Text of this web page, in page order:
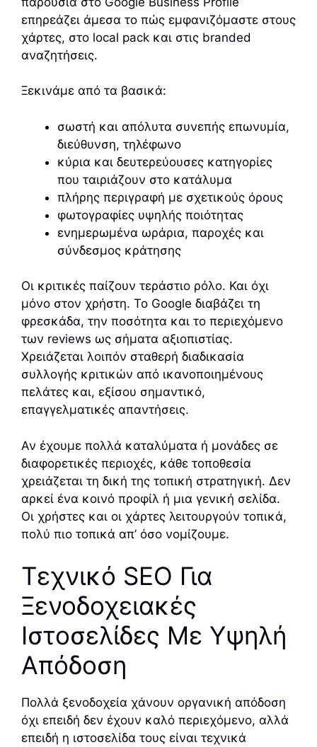
επηρεάζει άμεσα το πώς εμφανιζόμαστε στους
χάρτες, στο local pack και στις branded
αναζητήσεις.
Ξεκινάμε από τα βασικά:
σωστή και απόλυτα συνεπής επωνυμία,
διεύθυνση, τηλέφωνο
κύρια και δευτερεύουσες κατηγορίες
που ταιριάζουν στο κατάλυμα
πλήρης περιγραφή με σχετικούς όρους
φωτογραφίες υψηλής ποιότητας
ενημερωμένα ωράρια, παροχές και
σύνδεσμος κράτησης
Οι κριτικές παίζουν τεράστιο ρόλο. Και όχι
μόνο στον χρήστη. Το Google διαβάζει τη
φρεσκάδα, την ποσότητα και το περιεχόμενο
των reviews ως σήματα αξιοπιστίας.
Χρειάζεται λοιπόν σταθερή διαδικασία
συλλογής κριτικών από ικανοποιημένους
πελάτες και, εξίσου σημαντικό,
επαγγελματικές απαντήσεις.
Αν έχουμε πολλά καταλύματα ή μονάδες σε
διαφορετικές περιοχές, κάθε τοποθεσία
χρειάζεται τη δική της τοπική στρατηγική. Δεν
αρκεί ένα κοινό προφίλ ή μια γενική σελίδα.
Οι χρήστες και οι χάρτες λειτουργούν τοπικά,
πολύ πιο τοπικά απ’ όσο νομίζουμε.
Τεχνικό SEO Για
Ξενοδοχειακές
Ιστοσελίδες Με Υψηλή
Απόδοση
Πολλά ξενοδοχεία χάνουν οργανική απόδοση
όχι επειδή δεν έχουν καλό περιεχόμενο, αλλά
επειδή η ιστοσελίδα τους είναι τεχνικά